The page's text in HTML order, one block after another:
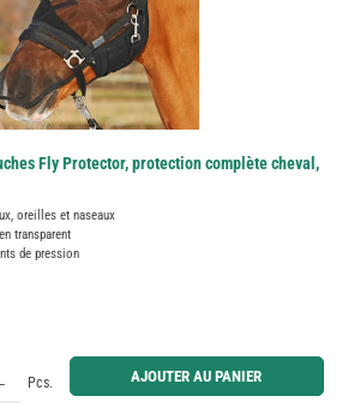
Fly Protector, protection complète cheval,
oreilles et naseaux
transparent
de pression
souhaitée ou utilisez les boutons pour augmenter ou
Pcs. AJOUTER AU PANIER